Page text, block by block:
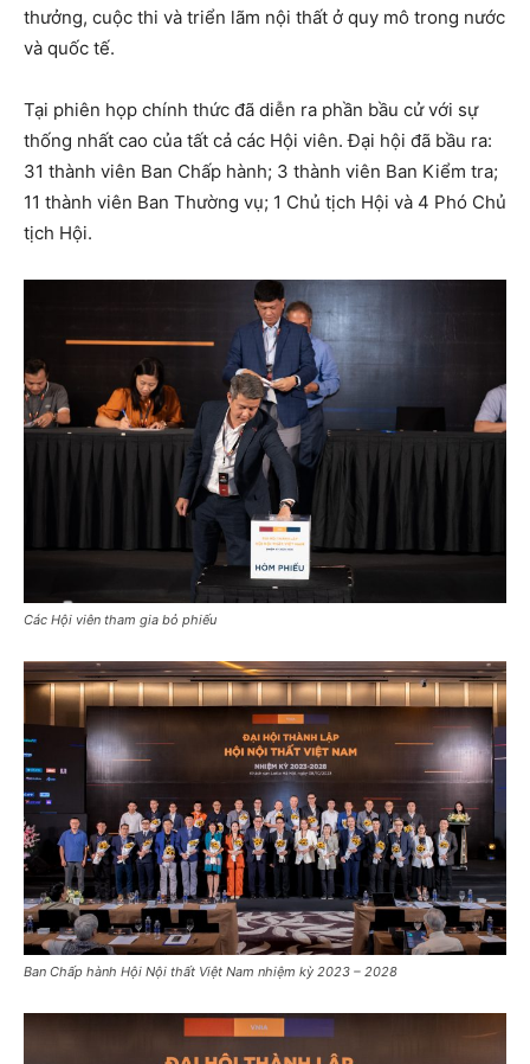
thưởng, cuộc thi và triển lãm nội thất ở quy mô trong nước
và quốc tế.
Tại phiên họp chính thức đã diễn ra phần bầu cử với sự
thống nhất cao của tất cả các Hội viên. Đại hội đã bầu ra:
31 thành viên Ban Chấp hành; 3 thành viên Ban Kiểm tra;
11 thành viên Ban Thường vụ; 1 Chủ tịch Hội và 4 Phó Chủ
tịch Hội.
Các Hội viên tham gia bỏ phiếu
Ban Chấp hành Hội Nội thất Việt Nam nhiệm kỳ 2023 – 2028